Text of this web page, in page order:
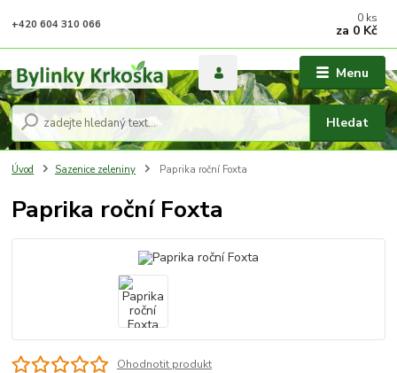
Menu
Hledat
+420 604 310 066 0 ks
za 0 Kč
Úvod Sazenice zeleniny Paprika roční Foxta
Paprika roční Foxta
Ohodnotit produkt